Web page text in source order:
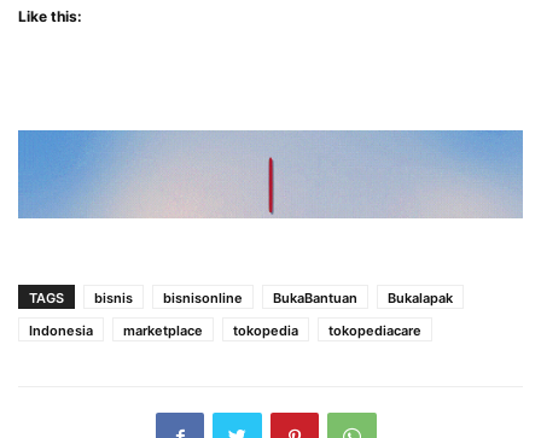
Like this:
TAGS bisnis bisnisonline BukaBantuan
Bukalapak
Indonesia
marketplace tokopedia tokopediacare